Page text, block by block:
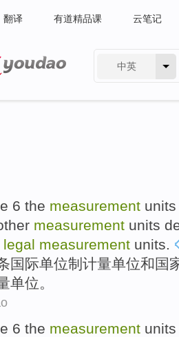
翻译 有道精品课 云笔记
中英
6 the measurement units
measurement units
legal measurement units.
国际单位制 计量单位和 国
单位。
6 the measurement units